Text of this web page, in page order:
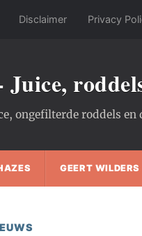
Disclaimer Privacy
ongefilterde roddels
GEERT WILDERS